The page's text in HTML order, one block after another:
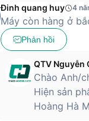
Đinh quang huy 4
Máy còn hàng ở
Phản hồi
QTV Nguyễn
Chào Anh/
Hiện sản
Hoàng Hà